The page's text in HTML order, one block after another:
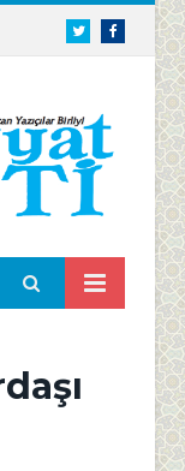
TwitterFacebook